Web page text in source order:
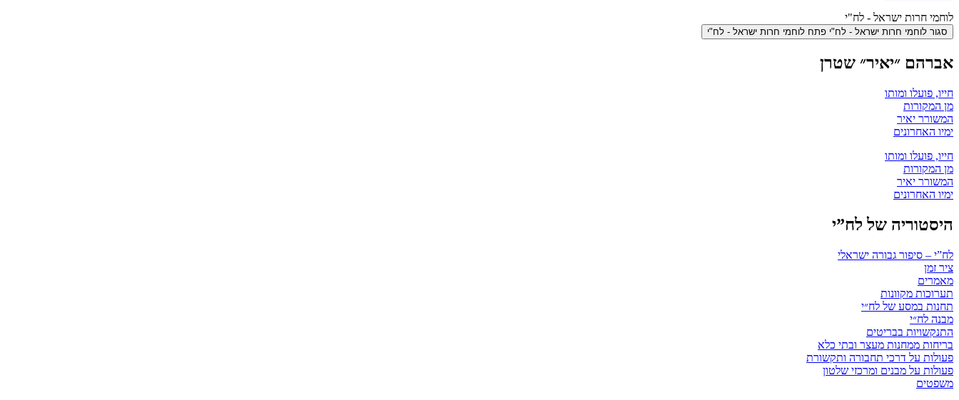
לוחמי חרות ישראל - לח"י
סגור לוחמי חרות ישראל - לח"י פתח לוחמי חרות ישראל - לח"י
אברהם ״יאיר״ שטרן
חייו, פועלו ומותו
מן המקורות
המשורר יאיר
ימיו האחרונים
חייו, פועלו ומותו
מן המקורות
המשורר יאיר
ימיו האחרונים
היסטוריה של לח”י
לח”י – סיפור גבורה ישראלי
ציר זמן
מאמרים
תערוכות מקוונות
תחנות במסע של לח״י
מבנה לח״י
התנקשויות בבריטים
בריחות ממחנות מעצר ובתי כלא
פעולות על דרכי תחבורה ותקשורת
פעולות על מבנים ומרכזי שלטון
משפטים